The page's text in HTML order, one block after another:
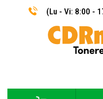
(Lu - Vi: 8:00 -